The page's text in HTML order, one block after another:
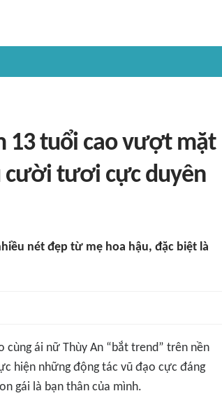
13 tuổi cao vượt mặt
cười tươi cực duyên
nét đẹp từ mẹ hoa hậu, đặc biệt là
cùng ái nữ Thùy An “bắt trend” trên nền
hiện những động tác vũ đạo cực đáng
gái là bạn thân của mình.